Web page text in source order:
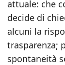
attuale: che
decide di
alcuni la
trasparenza;
spontaneità